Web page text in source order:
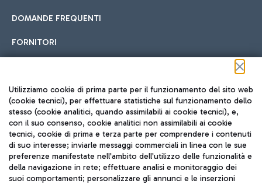
DOMANDE FREQUENTI
FORNITORI
Seguici sui social
TRAVEL JOURNAL
ITA
Utilizziamo cookie di prima parte per il funzionamento del sito web
(cookie tecnici), per effettuare statistiche sul funzionamento dello
stesso (cookie analitici, quando assimilabili ai cookie tecnici), e,
con il suo consenso, cookie analitici non assimilabili ai cookie
tecnici, cookie di prima e terza parte per comprendere i contenuti
di suo interesse; inviarle messaggi commerciali in linea con le sue
preferenze manifestate nell'ambito dell'utilizzo delle funzionalità e
della navigazione in rete; effettuare analisi e monitoraggio dei
suoi comportamenti; personalizzare gli annunci e le inserzioni